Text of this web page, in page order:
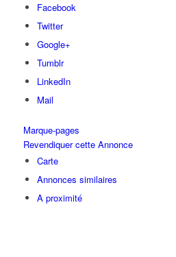
Facebook
Twitter
Google+
Tumblr
LinkedIn
Mail
Marque-pages
Revendiquer cette Annonce
Carte
Annonces similaires
A proximité